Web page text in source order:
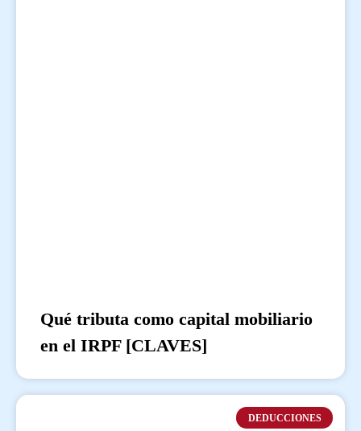
Qué tributa como capital mobiliario
en el IRPF [CLAVES]
DEDUCCIONES